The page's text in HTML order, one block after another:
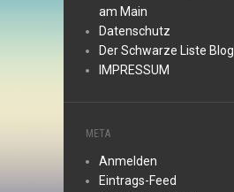
am Main
Datenschutz
Der Schwarze Liste Blog
IMPRESSUM
META
Anmelden
Eintrags-Feed